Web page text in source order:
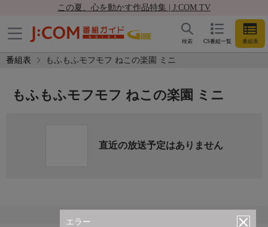
この夏、心を動かす作品特集 | J:COM TV
CS番組一覧 番組表
検索
番組表 もふもふモフモフ ねこの楽園 ミニ
エラー
もふもふモフモフ ねこの楽園 ミニ
直近の放送予定はありません